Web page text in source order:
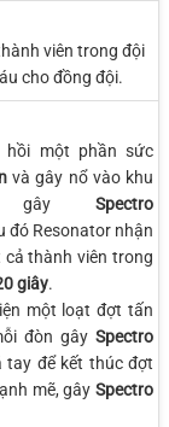
viên trong đội
cho đồng đội.
một phần sức
và gây nổ vào khu
gây Spectro
đó Resonator nhận
cả thành viên trong
giây.
một loạt đợt tấn
đòn gây Spectro
tay để kết thúc đợt
mẽ, gây Spectro